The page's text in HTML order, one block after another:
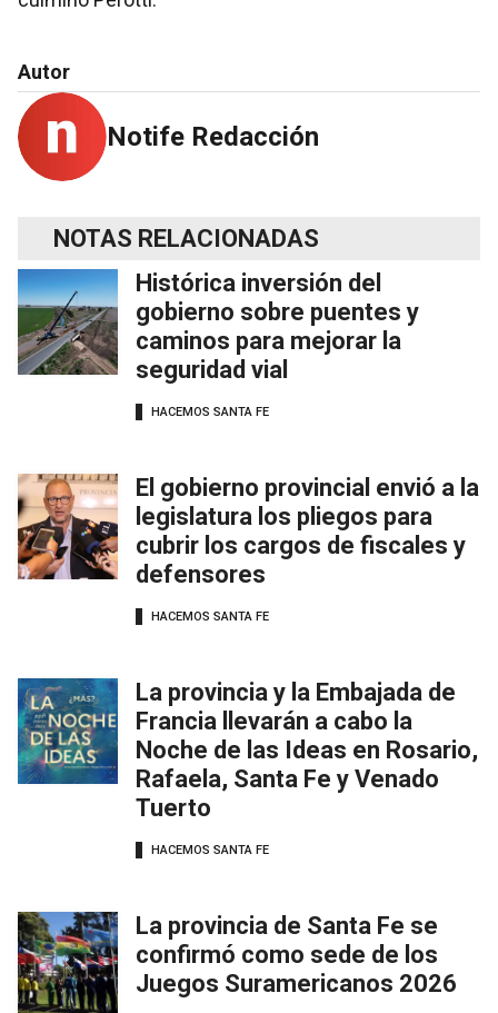
Autor
Notife Redacción
NOTAS RELACIONADAS
Histórica inversión del
gobierno sobre puentes y
caminos para mejorar la
seguridad vial
HACEMOS SANTA FE
El gobierno provincial envió a la
legislatura los pliegos para
cubrir los cargos de fiscales y
defensores
HACEMOS SANTA FE
La provincia y la Embajada de
Francia llevarán a cabo la
Noche de las Ideas en Rosario,
Rafaela, Santa Fe y Venado
Tuerto
HACEMOS SANTA FE
La provincia de Santa Fe se
confirmó como sede de los
Juegos Suramericanos 2026